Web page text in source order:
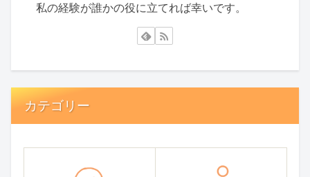
私の経験が誰かの役に立てれば幸いです。
カテゴリー